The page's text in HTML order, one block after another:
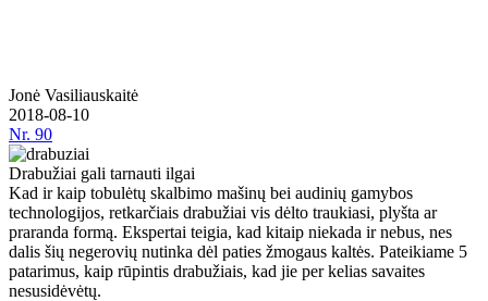
Jonė Vasiliauskaitė
2018-08-10
Nr. 90
Drabužiai gali tarnauti ilgai
Kad ir kaip tobulėtų skalbimo mašinų bei audinių gamybos
technologijos, retkarčiais drabužiai vis dėlto traukiasi, plyšta ar
praranda formą. Ekspertai teigia, kad kitaip niekada ir nebus, nes
dalis šių negerovių nutinka dėl paties žmogaus kaltės. Pateikiame 5
patarimus, kaip rūpintis drabužiais, kad jie per kelias savaites
nesusidėvėtų.